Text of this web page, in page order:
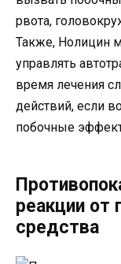
рвота,
Также, Нолицин
управлять
время лечения
действий, если
побочные
реакции от
средства